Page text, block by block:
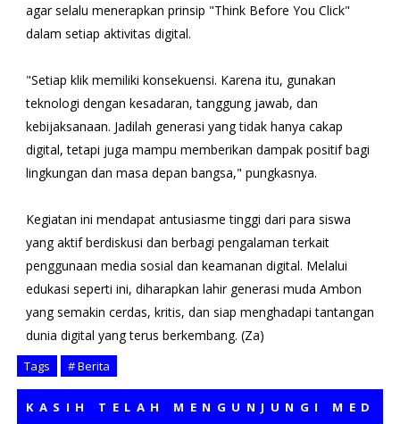
agar selalu menerapkan prinsip "Think Before You Click"
dalam setiap aktivitas digital.
"Setiap klik memiliki konsekuensi. Karena itu, gunakan
teknologi dengan kesadaran, tanggung jawab, dan
kebijaksanaan. Jadilah generasi yang tidak hanya cakap
digital, tetapi juga mampu memberikan dampak positif bagi
lingkungan dan masa depan bangsa," pungkasnya.
Kegiatan ini mendapat antusiasme tinggi dari para siswa
yang aktif berdiskusi dan berbagi pengalaman terkait
penggunaan media sosial dan keamanan digital. Melalui
edukasi seperti ini, diharapkan lahir generasi muda Ambon
yang semakin cerdas, kritis, dan siap menghadapi tantangan
dunia digital yang terus berkembang. (Za)
Tags # Berita
TELAH MENGUNJUNGI MEDIA